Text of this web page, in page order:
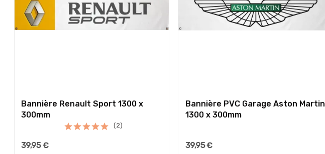
Bannière Renault Sport 1300 x
300mm
(2)
39,95 €
Bannière PVC Garage Aston Martin
1300 x 300mm
39,95 €